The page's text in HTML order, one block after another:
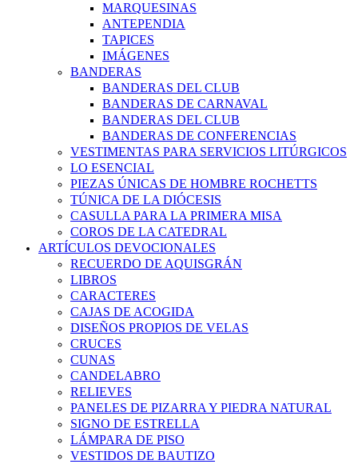
MARQUESINAS
ANTEPENDIA
TAPICES
IMÁGENES
BANDERAS
BANDERAS DEL CLUB
BANDERAS DE CARNAVAL
BANDERAS DEL CLUB
BANDERAS DE CONFERENCIAS
VESTIMENTAS PARA SERVICIOS LITÚRGICOS
LO ESENCIAL
PIEZAS ÚNICAS DE HOMBRE ROCHETTS
TÚNICA DE LA DIÓCESIS
CASULLA PARA LA PRIMERA MISA
COROS DE LA CATEDRAL
ARTÍCULOS DEVOCIONALES
RECUERDO DE AQUISGRÁN
LIBROS
CARACTERES
CAJAS DE ACOGIDA
DISEÑOS PROPIOS DE VELAS
CRUCES
CUNAS
CANDELABRO
RELIEVES
PANELES DE PIZARRA Y PIEDRA NATURAL
SIGNO DE ESTRELLA
LÁMPARA DE PISO
VESTIDOS DE BAUTIZO